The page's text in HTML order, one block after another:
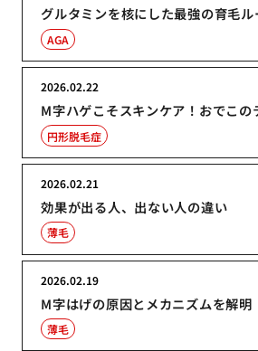
グルタミンを核にした最強の育毛
AGA
M字ハゲこそスキンケア！おでこの
2026.02.22
円形脱毛症
効果が出る人、出ない人の違い
2026.02.21
薄毛
M字はげの原因とメカニズムを解明
2026.02.19
薄毛